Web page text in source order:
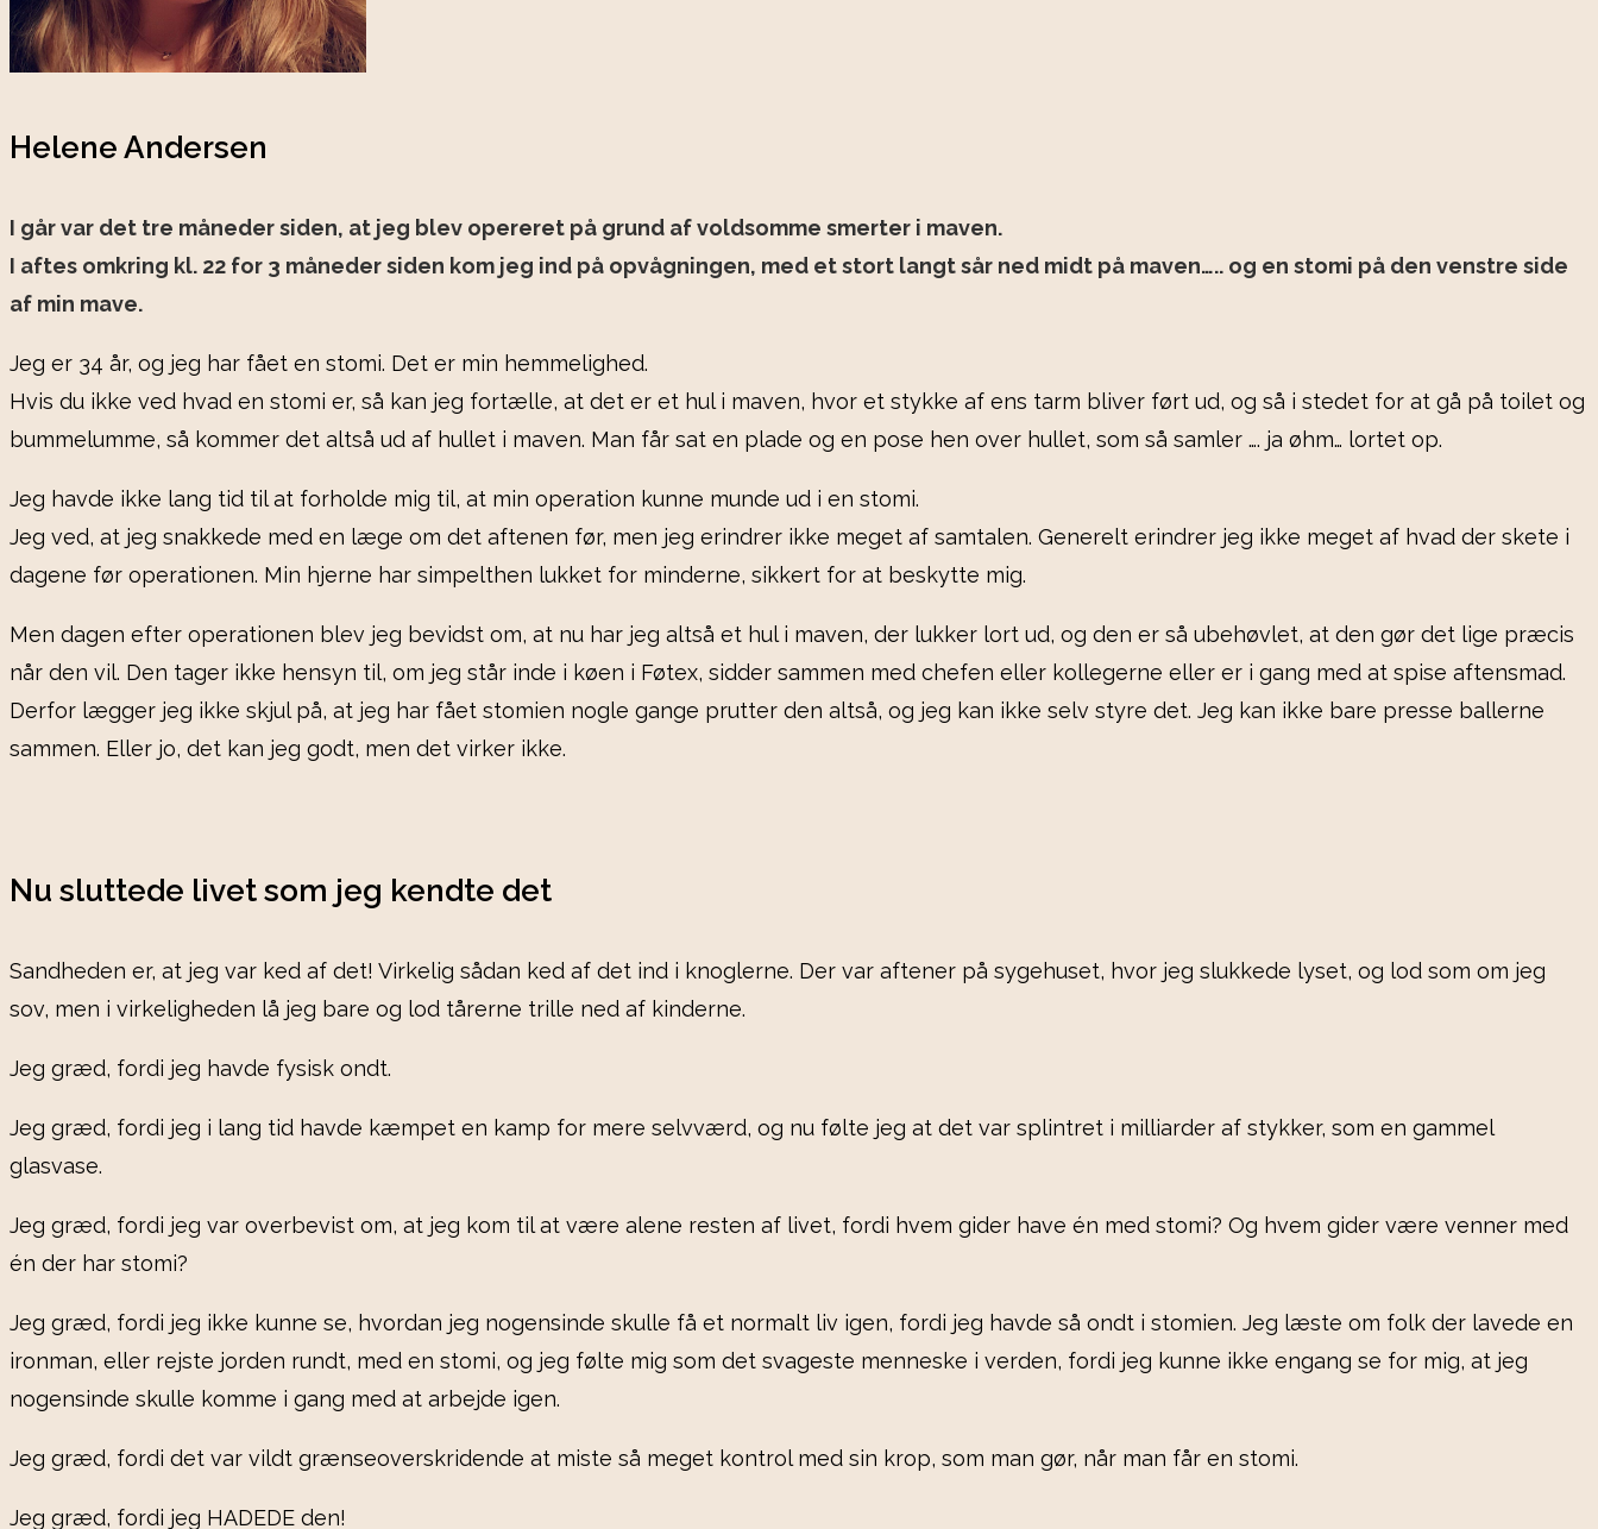
Helene Andersen
I går var det tre måneder siden, at jeg blev opereret på grund af voldsomme smerter i maven.
I aftes omkring kl. 22 for 3 måneder siden kom jeg ind på opvågningen, med et stort langt sår ned midt på maven….. og en stomi på den venstre side
af min mave.
Jeg er 34 år, og jeg har fået en stomi. Det er min hemmelighed.
Hvis du ikke ved hvad en stomi er, så kan jeg fortælle, at det er et hul i maven, hvor et stykke af ens tarm bliver ført ud, og så i stedet for at gå på toilet og
bummelumme, så kommer det altså ud af hullet i maven. Man får sat en plade og en pose hen over hullet, som så samler …. ja øhm… lortet op.
Jeg havde ikke lang tid til at forholde mig til, at min operation kunne munde ud i en stomi.
Jeg ved, at jeg snakkede med en læge om det aftenen før, men jeg erindrer ikke meget af samtalen. Generelt erindrer jeg ikke meget af hvad der skete i
dagene før operationen. Min hjerne har simpelthen lukket for minderne, sikkert for at beskytte mig.
Men dagen efter operationen blev jeg bevidst om, at nu har jeg altså et hul i maven, der lukker lort ud, og den er så ubehøvlet, at den gør det lige præcis
når den vil. Den tager ikke hensyn til, om jeg står inde i køen i Føtex, sidder sammen med chefen eller kollegerne eller er i gang med at spise aftensmad.
Derfor lægger jeg ikke skjul på, at jeg har fået stomien nogle gange prutter den altså, og jeg kan ikke selv styre det. Jeg kan ikke bare presse ballerne
sammen. Eller jo, det kan jeg godt, men det virker ikke.
Nu sluttede livet som jeg kendte det
Sandheden er, at jeg var ked af det! Virkelig sådan ked af det ind i knoglerne. Der var aftener på sygehuset, hvor jeg slukkede lyset, og lod som om jeg
sov, men i virkeligheden lå jeg bare og lod tårerne trille ned af kinderne.
Jeg græd, fordi jeg havde fysisk ondt.
Jeg græd, fordi jeg i lang tid havde kæmpet en kamp for mere selvværd, og nu følte jeg at det var splintret i milliarder af stykker, som en gammel
glasvase.
Jeg græd, fordi jeg var overbevist om, at jeg kom til at være alene resten af livet, fordi hvem gider have én med stomi? Og hvem gider være venner med
én der har stomi?
Jeg græd, fordi jeg ikke kunne se, hvordan jeg nogensinde skulle få et normalt liv igen, fordi jeg havde så ondt i stomien. Jeg læste om folk der lavede en
ironman, eller rejste jorden rundt, med en stomi, og jeg følte mig som det svageste menneske i verden, fordi jeg kunne ikke engang se for mig, at jeg
nogensinde skulle komme i gang med at arbejde igen.
Jeg græd, fordi det var vildt grænseoverskridende at miste så meget kontrol med sin krop, som man gør, når man får en stomi.
Jeg græd, fordi jeg HADEDE den!